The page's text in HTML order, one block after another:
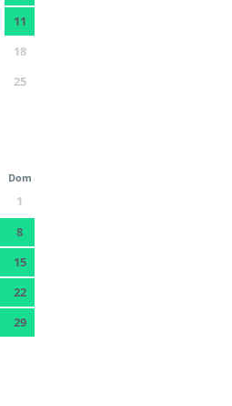
11
18
25
Dom
1
8
15
22
29